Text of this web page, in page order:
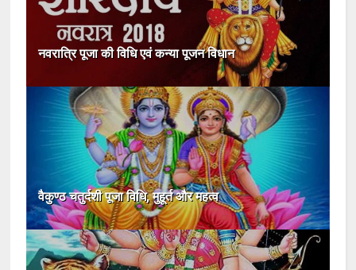
नवरात्रि पूजा की विधि एवं कन्या पूजन विधान
वैकुण्ठ चतुर्दशी पूजा विधि, मुहूर्त और महत्व